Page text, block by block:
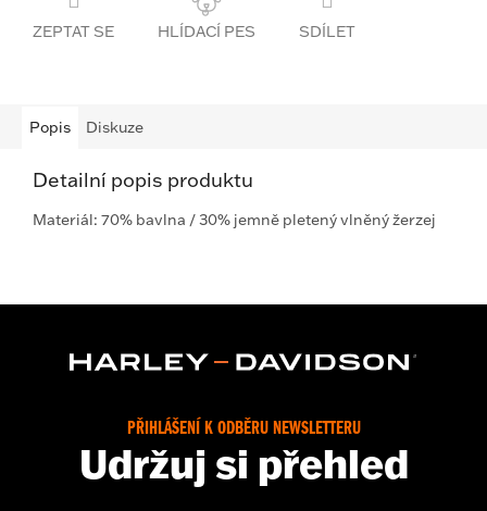
ZEPTAT SE SDÍLET
Popis Diskuze
Detailní popis produktu
Materiál: 70% bavlna / 30% jemně pletený vlněný žerzej
PŘIHLÁŠENÍ K ODBĚRU NEWSLETTERU
Udržuj si přehled